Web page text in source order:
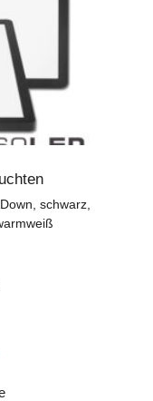
schwarz,